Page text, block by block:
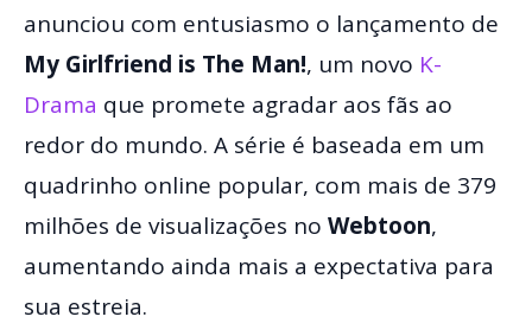
anunciou com entusiasmo o lançamento de
My Girlfriend is The Man!, um novo K-
Drama que promete agradar aos fãs ao
redor do mundo. A série é baseada em um
quadrinho online popular, com mais de 379
milhões de visualizações no Webtoon,
aumentando ainda mais a expectativa para
sua estreia.